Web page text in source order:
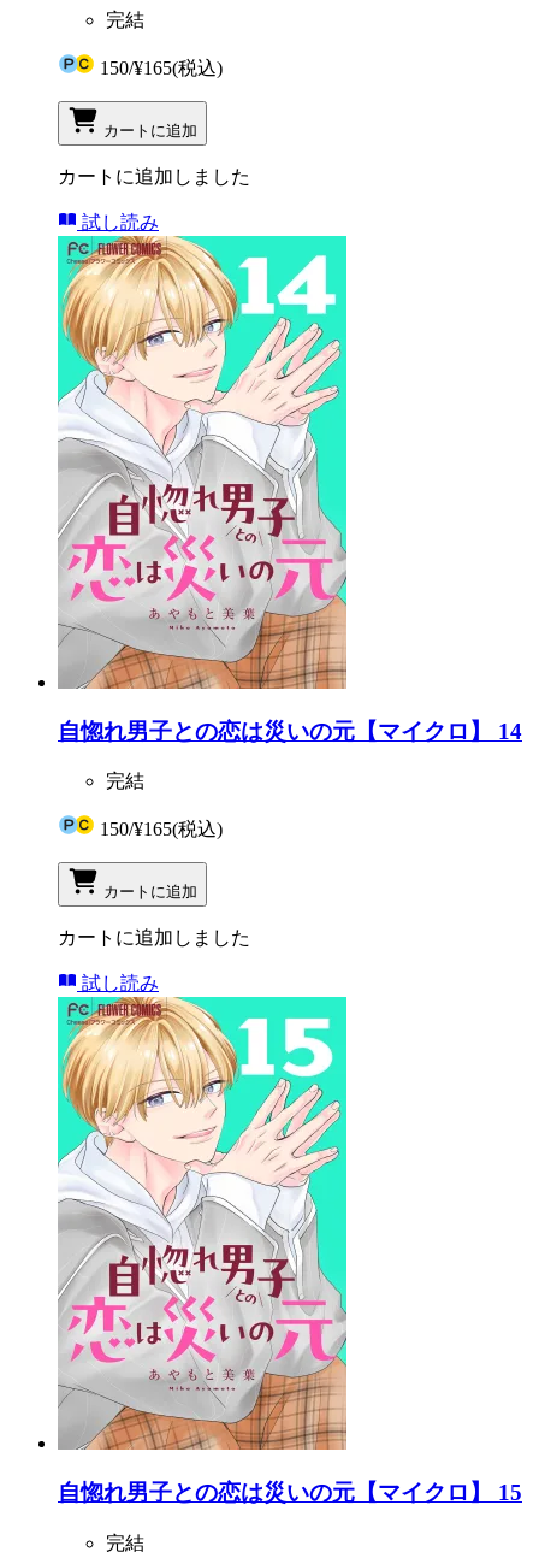
完結
150/¥165(税込)
カートに追加
カートに追加しました
試し読み
自惚れ男子との恋は災いの元【マイクロ】 14
完結
150/¥165(税込)
カートに追加
カートに追加しました
試し読み
自惚れ男子との恋は災いの元【マイクロ】 15
完結